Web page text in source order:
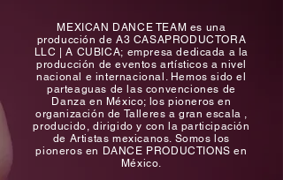
MEXICAN DANCE TEAM es una
producción de A3 CASAPRODUCTORA
LLC | A CUBICA; empresa dedicada a la
producción de eventos artísticos a nivel
nacional e internacional. Hemos sido el
parteaguas de las convenciones de
Danza en México; los pioneros en
organización de Talleres a gran escala ,
producido, dirigido y con la participación
de Artistas mexicanos. Somos los
pioneros en DANCE PRODUCTIONS en
México.